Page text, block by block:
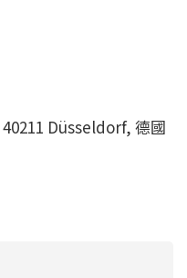
Düsseldorf, 德國